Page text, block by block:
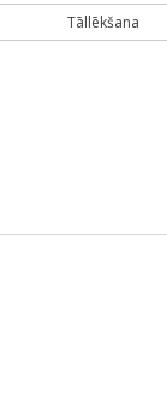
Tāllēkšana